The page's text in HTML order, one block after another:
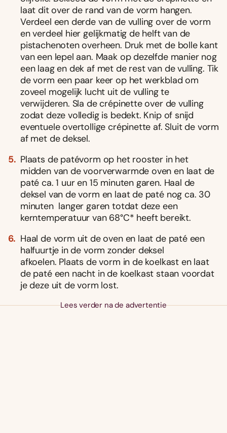
laat dit over de rand van de vorm hangen.
Verdeel een derde van de vulling over de vorm
en verdeel hier gelijkmatig de helft van de
pistachenoten overheen. Druk met de bolle kant
van een lepel aan. Maak op dezelfde manier nog
een laag en dek af met de rest van de vulling. Tik
de vorm een paar keer op het werkblad om
zoveel mogelijk lucht uit de vulling te
verwijderen. Sla de crépinette over de vulling
zodat deze volledig is bedekt. Knip of snijd
eventuele overtollige crépinette af. Sluit de vorm
af met de deksel.
Plaats de patévorm op het rooster in het
midden van de voorverwarmde oven en laat de
paté ca. 1 uur en 15 minuten garen. Haal de
deksel van de vorm en laat de paté nog ca. 30
minuten langer garen totdat deze een
kerntemperatuur van 68°C* heeft bereikt.
Haal de vorm uit de oven en laat de paté een
halfuurtje in de vorm zonder deksel
afkoelen. Plaats de vorm in de koelkast en laat
de paté een nacht in de koelkast staan voordat
je deze uit de vorm lost.
Lees verder na de advertentie